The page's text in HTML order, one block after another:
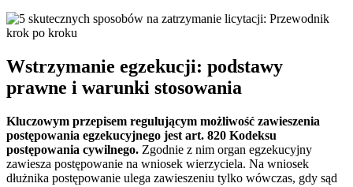
Wstrzymanie egzekucji: podstawy
prawne i warunki stosowania
Kluczowym przepisem regulującym możliwość zawieszenia
postępowania egzekucyjnego jest art. 820 Kodeksu
postępowania cywilnego. Zgodnie z nim organ egzekucyjny
zawiesza postępowanie na wniosek wierzyciela. Na wniosek
dłużnika postępowanie ulega zawieszeniu tylko wówczas, gdy sąd